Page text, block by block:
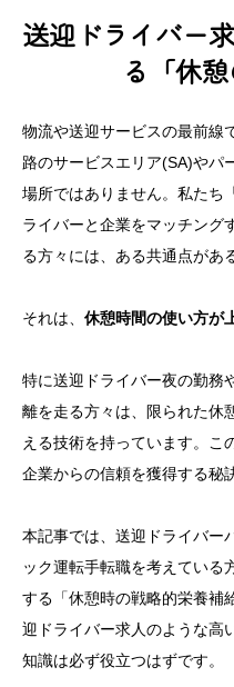
送迎ドライバー
る「休
物流や送迎サービスの最前線
路のサービスエリア(SA)やパ
場所ではありません。私たち
ライバーと企業をマッチング
る方々には、ある共通点があ
それは、 休憩時間の使い方が
特に送迎ドライバー夜の勤務
離を走る方々は、限られた休
える技術を持っています。こ
企業からの信頼を獲得する秘
本記事では、送迎ドライバー
ック運転手転職を考えている
する「休憩時の戦略的栄養補
迎ドライバー求人のような高
知識は必ず役立つはずです。